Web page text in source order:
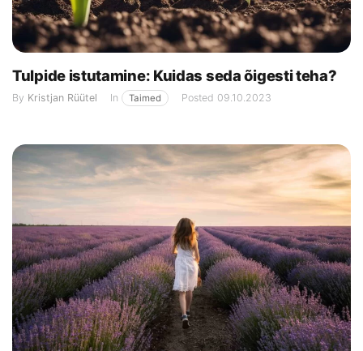
Tulpide istutamine: Kuidas seda õigesti teha?
By Kristjan Rüütel In Taimed Posted 09.10.2023